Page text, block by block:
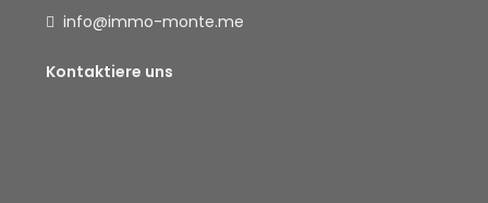
info@immo-monte.me
Kontaktiere uns